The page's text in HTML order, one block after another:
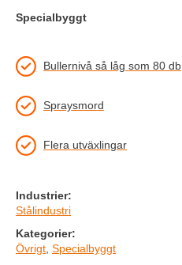
Specialbyggt
Bullernivå så låg som 80 db
Spraysmord
Flera utväxlingar
Industrier:
Stålindustri
Kategorier:
Övrigt Specialbyggt